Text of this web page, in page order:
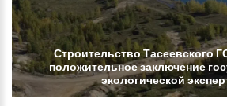
СтроительствоТасеевского
положительноезаключение
экологической